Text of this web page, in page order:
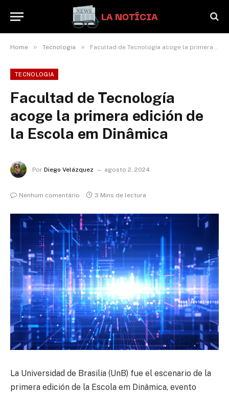
Home » Tecnologia » Facultad de Tecnología acoge la primera edición de la Escola em Dinâmica
TECNOLOGIA
Facultad de Tecnología
acoge la primera edición de
la Escola em Dinâmica
Por Diego Velázquez agosto 2, 2024
Nenhum comentário 3 Mins de lectura
La Universidad de Brasilia (UnB) fue el escenario de la
primera edición de la Escola em Dinâmica, evento